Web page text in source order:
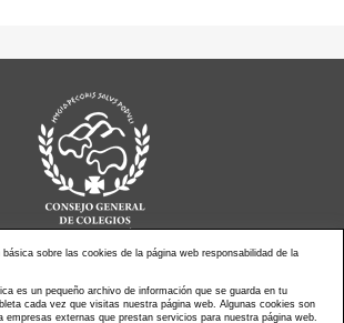
Agenda de Actos
PressClip
sobre las cookies de la página web responsabilidad de la
es un pequeño archivo de información que se guarda en tu
cada vez que visitas nuestra página web. Algunas cookies son
empresas externas que prestan servicios para nuestra página web.